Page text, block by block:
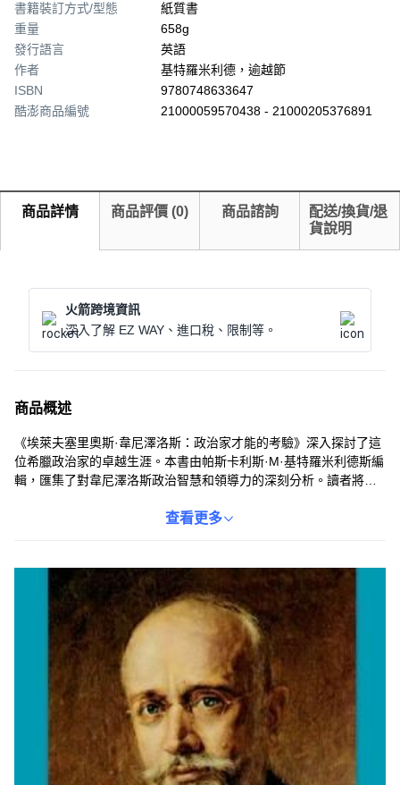
書籍裝訂方式/型態
紙質書
重量
658g
發行語言
英語
作者
基特羅米利德，逾越節
ISBN
9780748633647
酷澎商品編號
21000059570438 - 21000205376891
商品詳情 商品評價 (0) 商品諮詢
配送/換貨/退
貨說明
火箭跨境資訊
深入了解 EZ WAY、進口稅、限制等。
商品概述
《埃萊夫塞里奧斯·韋尼澤洛斯：政治家才能的考驗》深入探討了這
位希臘政治家的卓越生涯。本書由帕斯卡利斯·M·基特羅米利德斯編
輯，匯集了對韋尼澤洛斯政治智慧和領導力的深刻分析。讀者將了
以英語撰寫，適合對歷史、政治學及國際關係感興趣的讀者。透過
查看更多